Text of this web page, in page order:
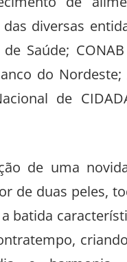
de
diversas
Saúde;
do Nordeste;
de
de uma
de duas peles,
batida